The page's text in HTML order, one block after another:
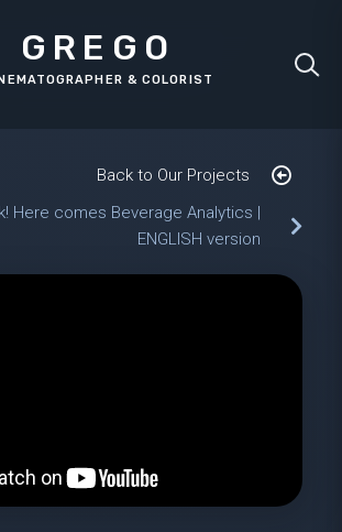
GREGO
Back to Our Projects
Here comes Beverage Analytics |
ENGLISH version